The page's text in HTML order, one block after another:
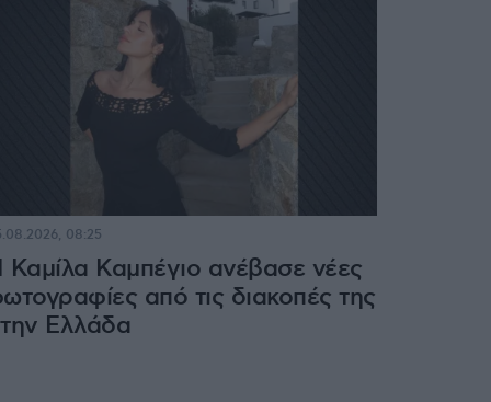
Καμίλα Καμπέγιο ανέβασε νέες
από τις διακοπές της
Ελλάδα
08:25